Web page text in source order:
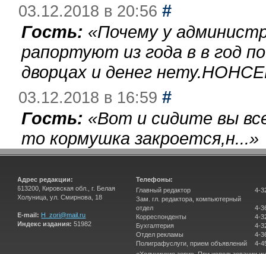
03.12.2018 в 20:56 #
Гость: «Почему у
рапортуют из года в в год
дворцах и денег
03.12.2018 в 16:59 #
Гость: «Вот и сидите вы
то кормушка закроется,н...»
Адрес редакции:
613200, Кировская обл., г. Белая
Холуница, ул. Смирнова, 18
E-mail: H_zori@mail.ru
Индекс издания: 51982
Телефоны:
Главный редактор
Зам. гл. редактора, компьютерный
отдел
Корреспонденты
Бухгалтерия
Отдел рекламы
Полиграфуслуги, прием объявлений
4-
4-
4-
4-
4-
4-